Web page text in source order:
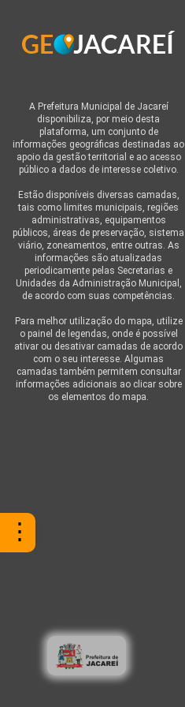
A Prefeitura Municipal de Jacareí
disponibiliza, por meio desta
plataforma, um conjunto de
informações geográficas destinadas ao
apoio da gestão territorial e ao acesso
público a dados de interesse coletivo.
Estão disponíveis diversas camadas,
tais como limites municipais, regiões
administrativas, equipamentos
públicos, áreas de preservação, sistema
viário, zoneamentos, entre outras. As
informações são atualizadas
periodicamente pelas Secretarias e
Unidades da Administração Municipal,
de acordo com suas competências.
Para melhor utilização do mapa, utilize
o painel de legendas, onde é possível
ativar ou desativar camadas de acordo
com o seu interesse. Algumas
camadas também permitem consultar
informações adicionais ao clicar sobre
os elementos do mapa.
⋮